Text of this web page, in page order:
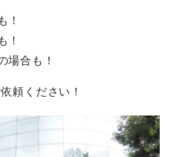
！
！
場合も！
頼ください！